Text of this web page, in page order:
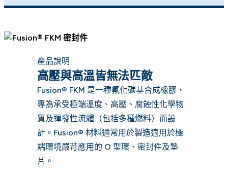
產品說明
高壓與高溫皆無法匹敵
Fusion® FKM 是一種氟化碳基合成橡膠，
專為承受極端溫度、高壓、腐蝕性化學物
質及揮發性流體（包括多種燃料）而設
計。Fusion® 材料通常用於製造適用於極
端環境嚴苛應用的 O 型環、密封件及墊
片。